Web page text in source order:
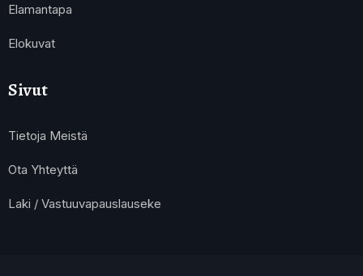
Elamantapa
Elokuvat
Sivut
Tietoja Meistä
Ota Yhteyttä
Laki / Vastuuvapauslauseke